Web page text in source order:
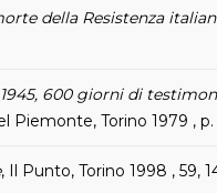
della Resistenza
600 giorni di
Piemonte, Torino 1979 , p.
, Il Punto, Torino 1998 , 59,